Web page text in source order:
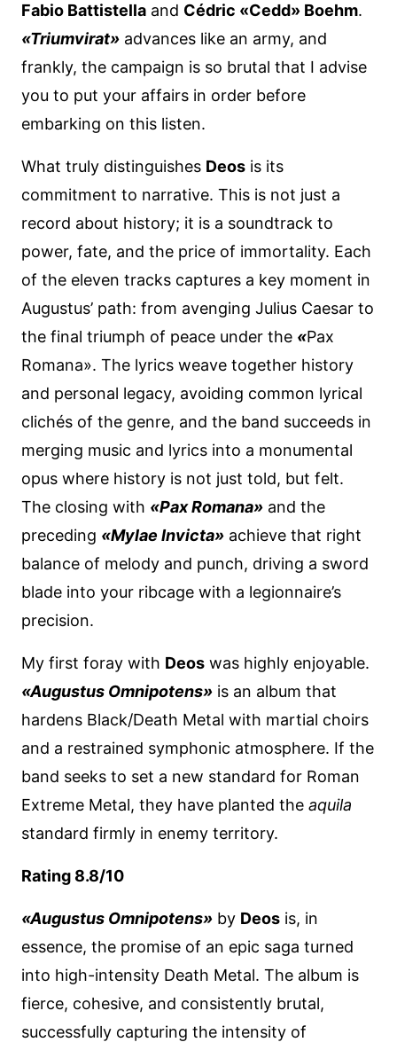
Fabio Battistella and Cédric «Cedd» Boehm.
«Triumvirat» advances like an army, and
frankly, the campaign is so brutal that I advise
you to put your affairs in order before
embarking on this listen.
What truly distinguishes Deos is its
commitment to narrative. This is not just a
record about history; it is a soundtrack to
power, fate, and the price of immortality. Each
of the eleven tracks captures a key moment in
Augustus’ path: from avenging Julius Caesar to
the final triumph of peace under the «Pax
Romana». The lyrics weave together history
and personal legacy, avoiding common lyrical
clichés of the genre, and the band succeeds in
merging music and lyrics into a monumental
opus where history is not just told, but felt.
The closing with «Pax Romana» and the
preceding «Mylae Invicta» achieve that right
balance of melody and punch, driving a sword
blade into your ribcage with a legionnaire’s
precision.
My first foray with Deos was highly enjoyable.
«Augustus Omnipotens» is an album that
hardens Black/Death Metal with martial choirs
and a restrained symphonic atmosphere. If the
band seeks to set a new standard for Roman
Extreme Metal, they have planted the aquila
standard firmly in enemy territory.
Rating 8.8/10
«Augustus Omnipotens» by Deos is, in
essence, the promise of an epic saga turned
into high-intensity Death Metal. The album is
fierce, cohesive, and consistently brutal,
successfully capturing the intensity of